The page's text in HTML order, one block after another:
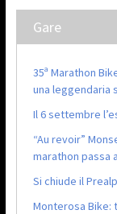
Gare
35ª Marathon
una leggendaria
Il 6 settembre
“Au revoir”
marathon passa
Si chiude il
Monterosa Bike: